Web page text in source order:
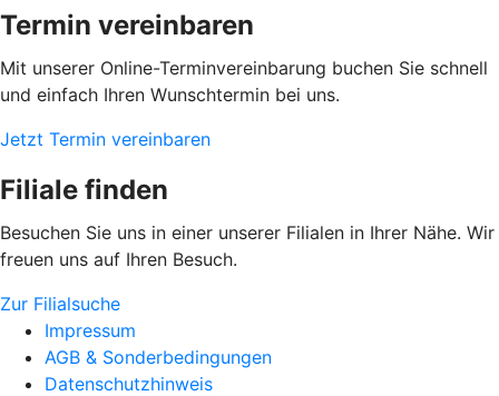
Termin vereinbaren
Mit unserer Online-Terminvereinbarung buchen Sie schnell
und einfach Ihren Wunschtermin bei uns.
Jetzt Termin vereinbaren
Filiale finden
Besuchen Sie uns in einer unserer Filialen in Ihrer Nähe. Wir
freuen uns auf Ihren Besuch.
Zur Filialsuche
Impressum
AGB & Sonderbedingungen
Datenschutzhinweis